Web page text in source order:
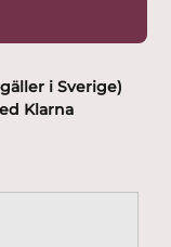
i Sverige)
Klarna